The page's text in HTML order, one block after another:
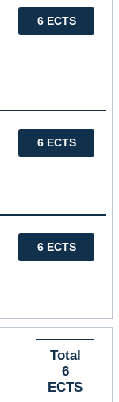
6 ECTS
6 ECTS
6 ECTS
Total
6
ECTS